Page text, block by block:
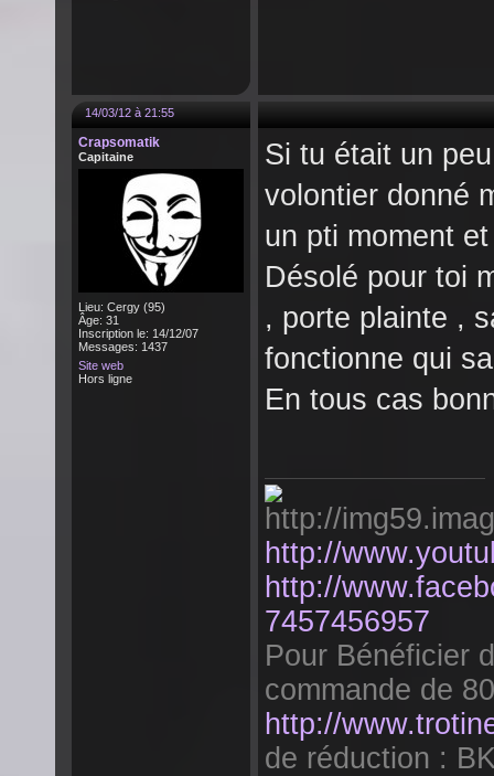
14/03/12 à 21:55
Crapsomatik
Capitaine
Lieu: Cergy (95)
Âge: 31
Inscription le: 14/12/07
Messages: 1437
Site web
Hors ligne
Si tu était un
volontier donné
un pti moment
Désolé pour toi
, porte plainte ,
fonctionne qui
En tous cas
http://
http://
7457456957
Pour Bénéficier
commande de
http://
de réduction :